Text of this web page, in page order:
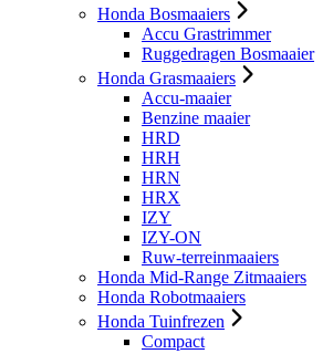
Honda Bosmaaiers
Accu Grastrimmer
Ruggedragen Bosmaaier
Honda Grasmaaiers
Accu-maaier
Benzine maaier
HRD
HRH
HRN
HRX
IZY
IZY-ON
Ruw-terreinmaaiers
Honda Mid-Range Zitmaaiers
Honda Robotmaaiers
Honda Tuinfrezen
Compact